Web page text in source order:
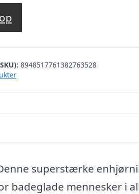
8948517761382763528
superstærke
badeglade mennesker i